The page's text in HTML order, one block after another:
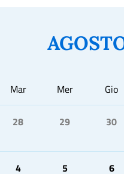
Mar Mer Gio
28 29 30
4 5 6